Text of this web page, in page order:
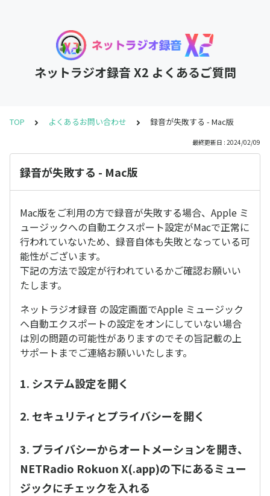
ネットラジオ録音 X2 よくあるご質問
TOP よくあるお問い合わせ 録音が失敗する - Mac版
最終更新日 : 2024/02/09
録音が失敗する - Mac版
Mac版をご利用の方で録音が失敗する場合、Apple ミ
ュージックへの自動エクスポート設定がMacで正常に
行われていないため、録音自体も失敗となっている可
能性がございます。
下記の方法で設定が行われているかご確認お願いい
たします。
ネットラジオ録音 の設定画面でApple ミュージック
へ自動エクスポートの設定をオンにしていない場合
は別の問題の可能性がありますのでその旨記載の上
サポートまでご連絡お願いいたします。
1. システム設定を開く
2. セキュリティとプライバシーを開く
3. プライバシーからオートメーションを開き、
NETRadio Rokuon X(.app)の下にあるミュー
ジックにチェックを入れる